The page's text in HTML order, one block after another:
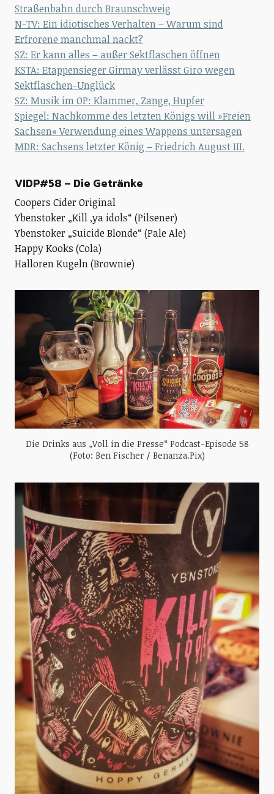
Straßenbahn durch Braunschweig
N-TV: Ein idiotisches Verhalten – Warum sind
Erfrorene manchmal nackt?
SZ: Er kann alles – außer Sektflaschen öffnen
KSTA: Etappensieger Girmay verlässt Giro wegen
Sektflaschen-Unglück
SZ: Musik im OP: Klammer, Zange, Hupfer
Spiegel: Nachkomme des letzten Königs will »Freien
Sachsen« Verwendung eines Wappens untersagen
MDR: Sachsens letzter König – Friedrich August III.
VIDP#58 – Die Getränke
Coopers Cider Original
Ybenstoker „Kill ‚ya idols“ (Pilsener)
Ybenstoker „Suicide Blonde“ (Pale Ale)
Happy Kooks (Cola)
Halloren Kugeln (Brownie)
Die Drinks aus „Voll in die Presse“ Podcast-Episode 58
(Foto: Ben Fischer / Benanza.Pix)